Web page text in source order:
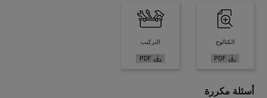
الكتالوج التركيب
أسئلة مكررة